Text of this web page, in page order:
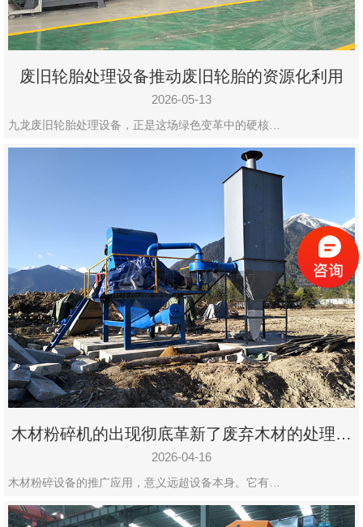
废旧轮胎处理设备推动废旧轮胎的资源化利用
2026-05-13
九龙废旧轮胎处理设备，正是这场绿色变革中的硬核…
木材粉碎机的出现彻底革新了废弃木材的处理模
式
2026-04-16
木材粉碎设备的推广应用，意义远超设备本身。它有…